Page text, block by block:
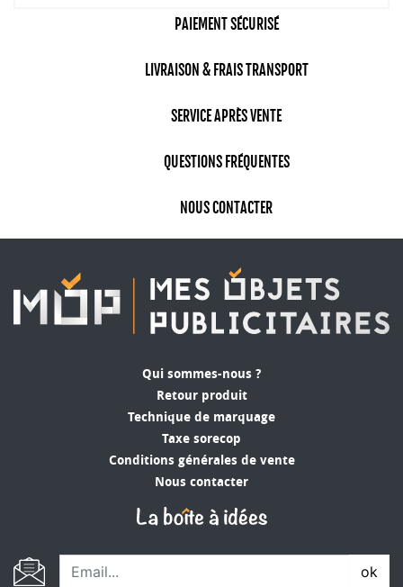
PAIEMENT SÉCURISÉ
LIVRAISON & FRAIS TRANSPORT
SERVICE APRÈS VENTE
QUESTIONS FRÉQUENTES
NOUS CONTACTER
Qui sommes-nous ?
Retour produit
Technique de marquage
Taxe sorecop
Conditions générales de vente
Nous contacter
ok